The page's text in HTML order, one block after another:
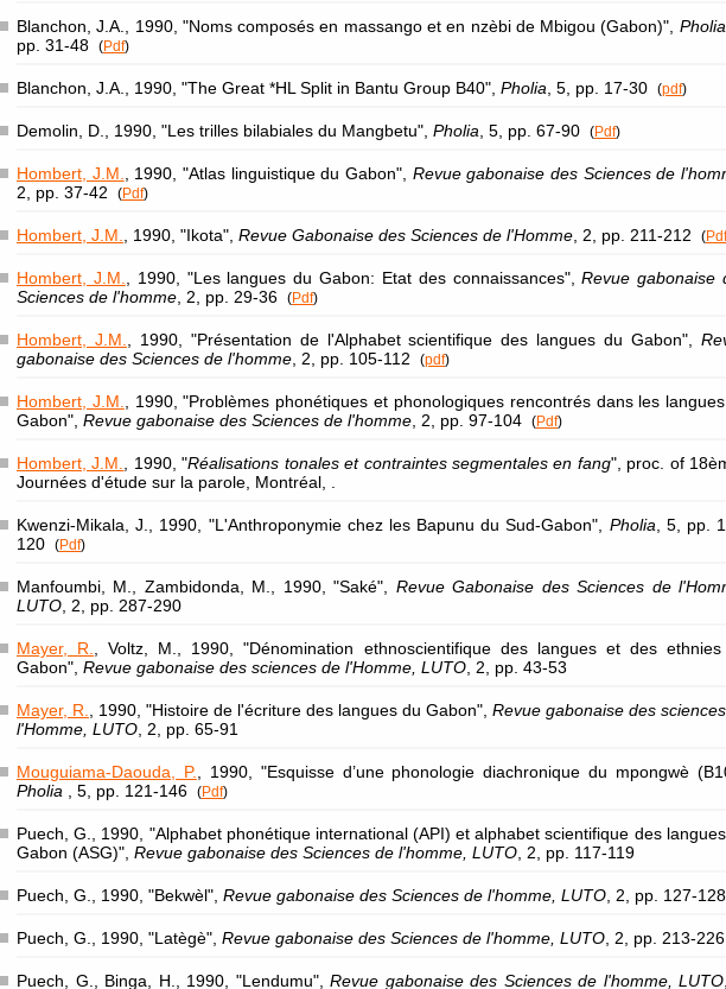
Blanchon, J.A., 1990, "Noms composés en massango et en nzèbi de Mbigou (Gabon)", Pholia
pp. 31-48
(Pdf)
Blanchon, J.A., 1990, "The Great *HL Split in Bantu Group B40", Pholia , 5, pp. 17-30 (pdf)
Demolin, D., 1990, "Les trilles bilabiales du Mangbetu", Pholia , 5, pp. 67-90 (Pdf)
Hombert, J.M. , 1990, "Atlas linguistique du Gabon", Revue gabonaise des Sciences de
2, pp. 37-42
(Pdf)
Hombert, J.M. , 1990, "Ikota", Revue Gabonaise des Sciences de l'Homme , 2, pp. 211-212 (Pdf
Hombert, J.M. , 1990, "Les langues du Gabon: Etat des connaissances",Revue gabonaise
Sciences de l'homme , 2, pp. 29-36 (Pdf)
Hombert, J.M. , 1990, "Présentation de l'Alphabet scientifique des langues du Gabon",
gabonaise des Sciences de l'homme , 2, pp. 105-112 (pdf)
Hombert, J.M.
, 1990, "Problèmes phonétiques et phonologiques rencontrés dans les
Gabon", Revue gabonaise des Sciences de l'homme , 2, pp. 97-104 (Pdf)
Hombert, J.M. , 1990, "Réalisations tonales et contraintes segmentales en fang", proc. of
Journées d'étude sur la parole, Montréal, .
Kwenzi-Mikala, J., 1990, "L'Anthroponymie chez les Bapunu du Sud-Gabon", Pholia , 5, pp.
120
(Pdf)
Manfoumbi, M., Zambidonda, M., 1990, "Saké", Revue Gabonaise des Sciences de
LUTO , 2, pp. 287-290
Mayer, R.
, Voltz, M., 1990, "Dénomination ethnoscientifique des langues et des
Gabon", Revue gabonaise des sciences de l'Homme, LUTO , 2, pp. 43-53
Mayer, R. , 1990, "Histoire de l'écriture des langues du Gabon", Revue gabonaise des
l'Homme, LUTO , 2, pp. 65-91
Mouguiama-Daouda, P.
, 1990, "Esquisse d’une phonologie diachronique du mpongwè
Pholia
, 5, pp. 121-146 (Pdf)
Puech, G., 1990, "Alphabet phonétique international (API) et alphabet scientifique des
Gabon (ASG)", Revue gabonaise des Sciences de l'homme, LUTO , 2, pp. 117-119
Puech, G., 1990, "Bekwèl", Revue gabonaise des Sciences de l'homme, LUTO , 2, pp. 127-128
Puech, G., 1990, "Latègè", Revue gabonaise des Sciences de l'homme, LUTO , 2, pp. 213-226
Puech, G., Binga, H., 1990, "Lendumu",Revue gabonaise des Sciences de l'homme, LUTO